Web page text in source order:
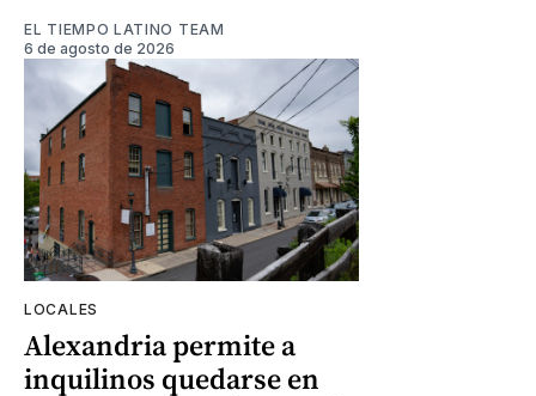
EL TIEMPO LATINO TEAM
6 de agosto de 2026
LOCALES
Alexandria permite a
inquilinos quedarse en